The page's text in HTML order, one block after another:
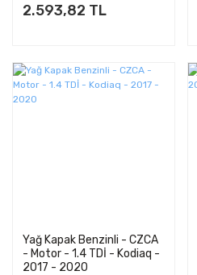
2.593,82 TL
Yağ Kapak Benzinli - CZCA
- Motor - 1.4 TDİ - Kodiaq -
2017 - 2020